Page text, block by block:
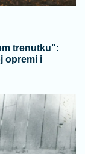
trenutku":
opremi i